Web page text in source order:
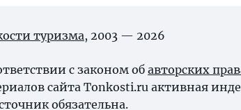
туризма, 2003 — 2026
с законом об авторских
сайта Tonkosti.ru активная
обязательна.